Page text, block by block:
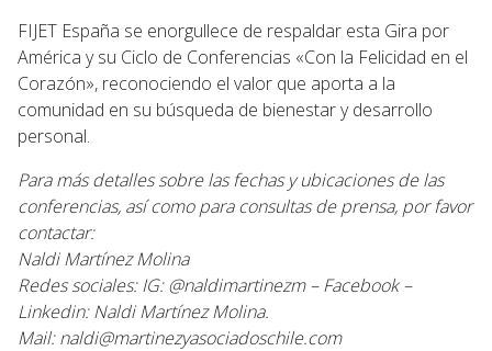
FIJET España se enorgullece de respaldar esta Gira por
América y su Ciclo de Conferencias «Con la Felicidad en el
Corazón», reconociendo el valor que aporta a la
comunidad en su búsqueda de bienestar y desarrollo
personal.
Para más detalles sobre las fechas y ubicaciones de las
conferencias, así como para consultas de prensa, por favor
contactar:
Naldi Martínez Molina
Redes sociales: IG: @naldimartinezm – Facebook –
Linkedin: Naldi Martínez Molina.
Mail: naldi@martinezyasociadoschile.com